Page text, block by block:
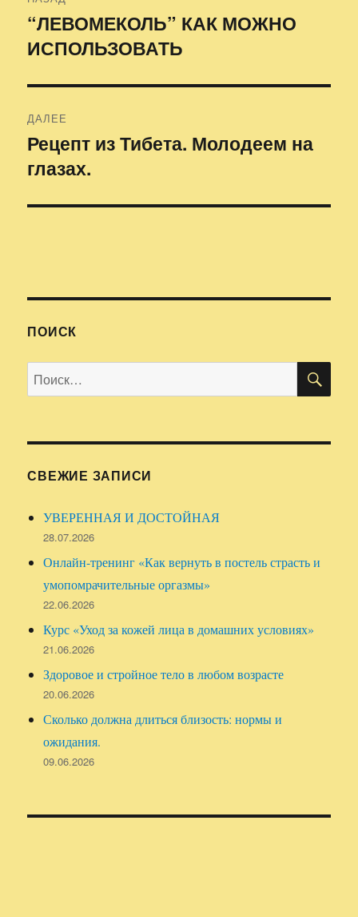
по
записям
Предыдущая
запись:
“ЛЕВОМЕКОЛЬ” КАК МОЖНО
ИСПОЛЬЗОВАТЬ
ДАЛЕЕ
Следующая
запись:
Рецепт из Тибета. Молодеем на
глазах.
ПОИСК
Искать:
СВЕЖИЕ ЗАПИСИ
УВЕРЕННАЯ И ДОСТОЙНАЯ
28.07.2026
Онлайн-тренинг «Как вернуть в постель страсть и
умопомрачительные оргазмы»
22.06.2026
Курс «Уход за кожей лица в домашних условиях»
21.06.2026
Здоровое и стройное тело в любом возрасте
20.06.2026
Сколько должна длиться близость: нормы и
ожидания.
09.06.2026